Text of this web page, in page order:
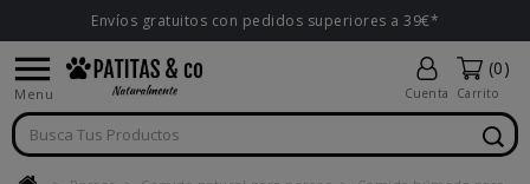
Envíos gratuitos con pedidos superiores a 39€*

Menu Cuenta
(0)
Carrito